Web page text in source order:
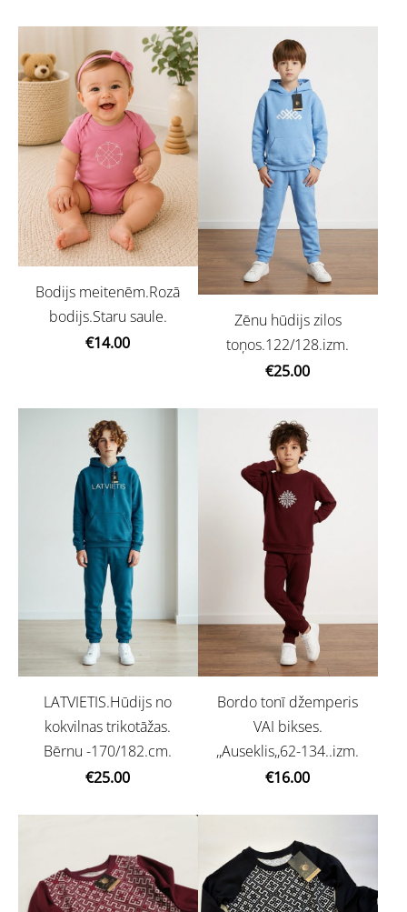
Bodijs meitenēm.Rozā
bodijs.Staru saule.
€14.00
Zēnu hūdijs zilos
toņos.122/128.izm.
€25.00
LATVIETIS.Hūdijs no
kokvilnas trikotāžas.
Bērnu -170/182.cm.
€25.00
Bordo tonī džemperis
VAI bikses.
,,Auseklis,,62-134..izm.
€16.00